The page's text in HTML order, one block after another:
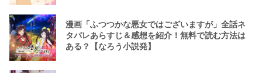
漫画「ふつつかな悪女ではございますが」全話ネ
タバレあらすじ＆感想を紹介！無料で読む方法は
ある？【なろう小説発】